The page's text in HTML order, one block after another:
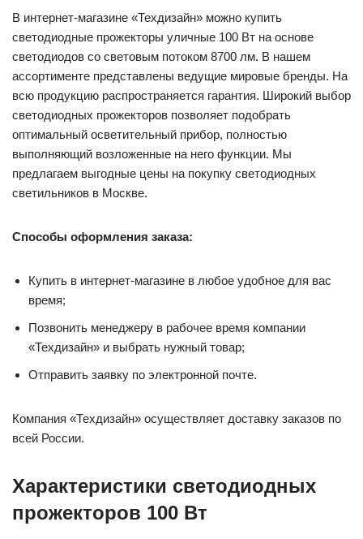
В интернет-магазине «Техдизайн» можно купить
светодиодные прожекторы уличные 100 Вт на основе
светодиодов со световым потоком 8700 лм. В нашем
ассортименте представлены ведущие мировые бренды. На
всю продукцию распространяется гарантия. Широкий выбор
светодиодных прожекторов позволяет подобрать
оптимальный осветительный прибор, полностью
выполняющий возложенные на него функции. Мы
предлагаем выгодные цены на покупку светодиодных
светильников в Москве.
Способы оформления заказа:
Купить в интернет-магазине в любое удобное для вас
время;
Позвонить менеджеру в рабочее время компании
«Техдизайн» и выбрать нужный товар;
Отправить заявку по электронной почте.
Компания «Техдизайн» осуществляет доставку заказов по
всей России.
Характеристики светодиодных
прожекторов 100 Вт